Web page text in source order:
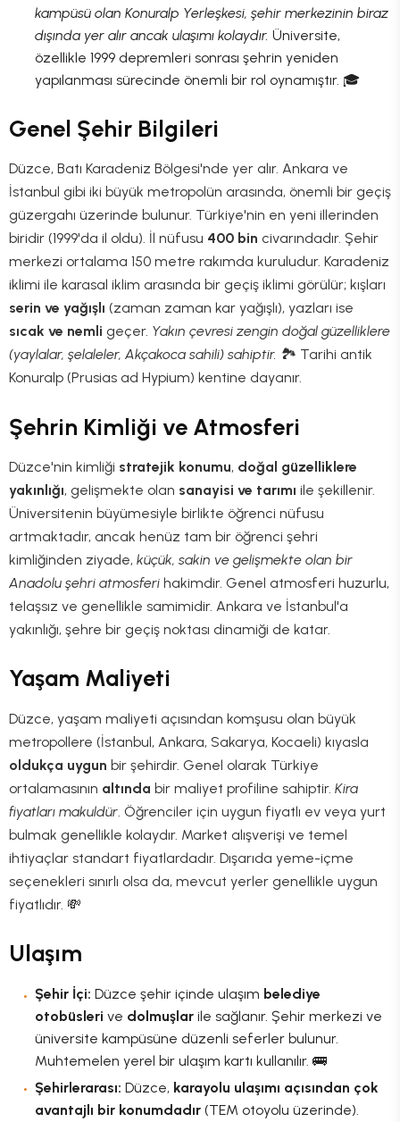
kampüsü olan Konuralp Yerleşkesi, şehir merkezinin biraz
dışında yer alır ancak ulaşımı kolaydır. Üniversite,
özellikle 1999 depremleri sonrası şehrin yeniden
yapılanması sürecinde önemli bir rol oynamıştır. 🎓
Genel Şehir Bilgileri
Düzce, Batı Karadeniz Bölgesi'nde yer alır. Ankara ve
İstanbul gibi iki büyük metropolün arasında, önemli bir geçiş
güzergahı üzerinde bulunur. Türkiye'nin en yeni illerinden
biridir (1999'da il oldu). İl nüfusu 400 bin civarındadır. Şehir
merkezi ortalama 150 metre rakımda kuruludur. Karadeniz
iklimi ile karasal iklim arasında bir geçiş iklimi görülür; kışları
serin ve yağışlı (zaman zaman kar yağışlı), yazları ise
sıcak ve nemli geçer. Yakın çevresi zengin doğal güzelliklere
(yaylalar, şelaleler, Akçakoca sahili) sahiptir. 🏞️ Tarihi antik
Konuralp (Prusias ad Hypium) kentine dayanır.
Şehrin Kimliği ve Atmosferi
Düzce'nin kimliği stratejik konumu, doğal güzelliklere
yakınlığı, gelişmekte olan sanayisi ve tarımı ile şekillenir.
Üniversitenin büyümesiyle birlikte öğrenci nüfusu
artmaktadır, ancak henüz tam bir öğrenci şehri
kimliğinden ziyade, küçük, sakin ve gelişmekte olan bir
Anadolu şehri atmosferi hakimdir. Genel atmosferi huzurlu,
telaşsız ve genellikle samimidir. Ankara ve İstanbul'a
yakınlığı, şehre bir geçiş noktası dinamiği de katar.
Yaşam Maliyeti
Düzce, yaşam maliyeti açısından komşusu olan büyük
metropollere (İstanbul, Ankara, Sakarya, Kocaeli) kıyasla
oldukça uygun bir şehirdir. Genel olarak Türkiye
ortalamasının altında bir maliyet profiline sahiptir. Kira
fiyatları makuldür. Öğrenciler için uygun fiyatlı ev veya yurt
bulmak genellikle kolaydır. Market alışverişi ve temel
ihtiyaçlar standart fiyatlardadır. Dışarıda yeme-içme
seçenekleri sınırlı olsa da, mevcut yerler genellikle uygun
fiyatlıdır. 💸
Ulaşım
Şehir İçi: Düzce şehir içinde ulaşım belediye
otobüsleri ve dolmuşlarile sağlanır. Şehir merkezi ve
üniversite kampüsüne düzenli seferler bulunur.
Muhtemelen yerel bir ulaşım kartı kullanılır. 🚌
Şehirlerarası: Düzce, karayolu ulaşımı açısından çok
avantajlı bir konumdadır(TEM otoyolu üzerinde).